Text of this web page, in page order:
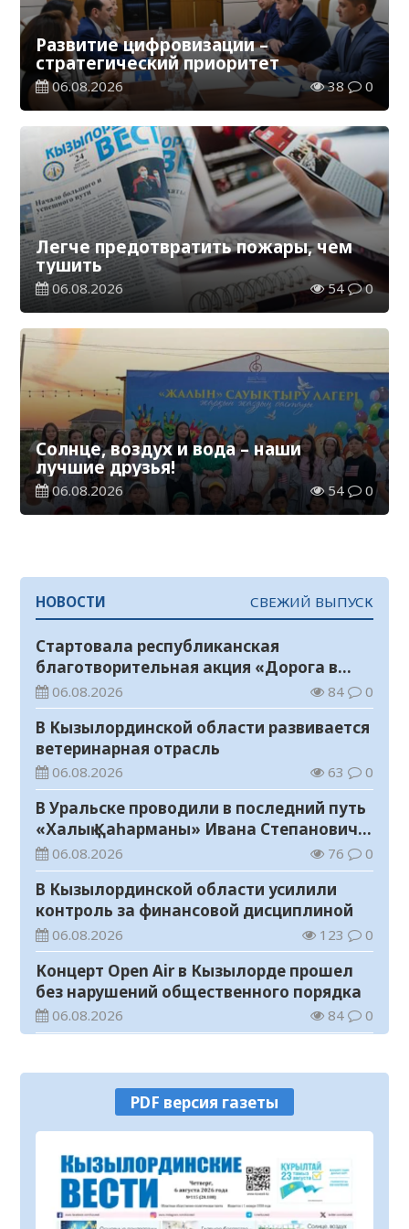
Развитие цифровизации –
стратегический приоритет
06.08.2026 38 0
Легче предотвратить пожары, чем
тушить
06.08.2026 54 0
Солнце, воздух и вода – наши
лучшие друзья!
06.08.2026 54 0
НОВОСТИ СВЕЖИЙ ВЫПУСК
Стартовала республиканская
благотворительная акция «Дорога в
школу»
06.08.2026 84 0
В Кызылординской области развивается
ветеринарная отрасль
06.08.2026 63 0
В Уральске проводили в последний путь
«Халық Қаһарманы» Ивана Степановича
Гапича
06.08.2026 76 0
В Кызылординской области усилили
контроль за финансовой дисциплиной
06.08.2026 123 0
Концерт Open Air в Кызылорде прошел
без нарушений общественного порядка
06.08.2026 84 0
конкурс видеороликов о семейных
ценностях и Конституции
06.08.2026
Соблюдение правил пожарной
безопасности – обязанность каждого
гражданина
06.08.2026 44
Состоялось заседание республиканской
PDF версия газеты